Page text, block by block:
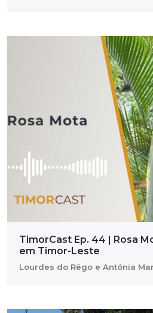
TimorCast Ep. 44 | Rosa
em Timor-Leste
Lourdes do Rêgo e Antónia